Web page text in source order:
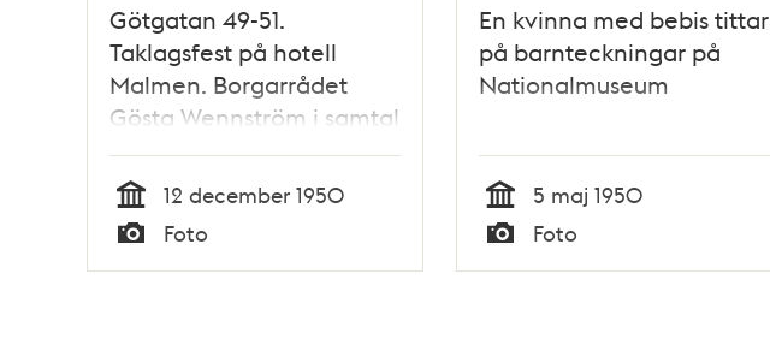
Götgatan 49-51.
Taklagsfest på hotell
Malmen. Borgarrådet
Gösta Wennström i samtal
med några av
byggnadsarbetarna
Tid
12 december 1950
Typ
Foto
En kvinna med bebis tittar
på barnteckningar på
Nationalmuseum
Tid
5 maj 1950
Typ
Foto